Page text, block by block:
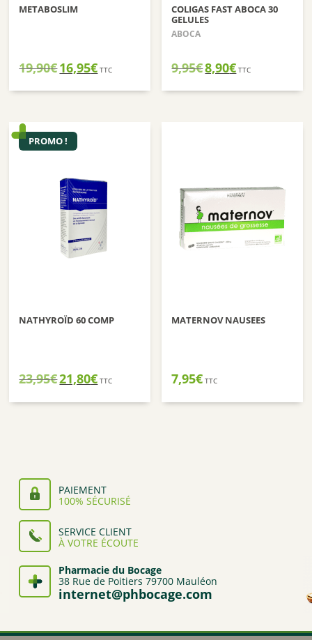
METABOSLIM
19,90€Le
prix
initial
16,95€Le
prix
actuel
TTC
COLIGAS FAST ABOCA 30
GELULES
ABOCA
9,95€Le
prix
initial
8,90€Le
prix
actuel
TTC
PROMO !
NATHYROÏD 60 COMP
23,95€Le
initial
21,80€Le
actuel
TTC
MATERNOV NAUSEES
7,95€ TTC
PAIEMENT
100% SÉCURISÉ
SERVICE CLIENT
À VOTRE ÉCOUTE
Pharmacie du Bocage
38 Rue de Poitiers 79700 Mauléon
internet@phbocage.com